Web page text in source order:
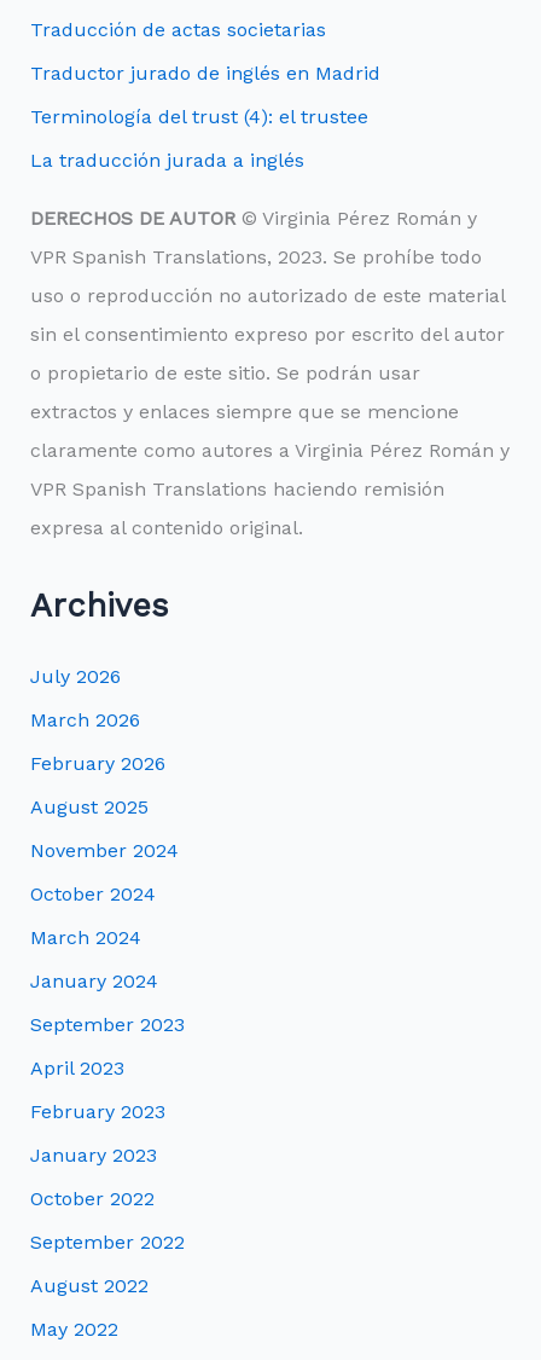
Traducción de actas societarias
Traductor jurado de inglés en Madrid
Terminología del trust (4): el trustee
La traducción jurada a inglés
DERECHOS DE AUTOR© Virginia Pérez Román y
VPR Spanish Translations, 2023. Se prohíbe todo
uso o reproducción no autorizado de este material
sin el consentimiento expreso por escrito del autor
o propietario de este sitio. Se podrán usar
extractos y enlaces siempre que se mencione
claramente como autores a Virginia Pérez Román y
VPR Spanish Translations haciendo remisión
expresa al contenido original.
Archives
July 2026
March 2026
February 2026
August 2025
November 2024
October 2024
March 2024
January 2024
September 2023
April 2023
February 2023
January 2023
October 2022
September 2022
August 2022
May 2022